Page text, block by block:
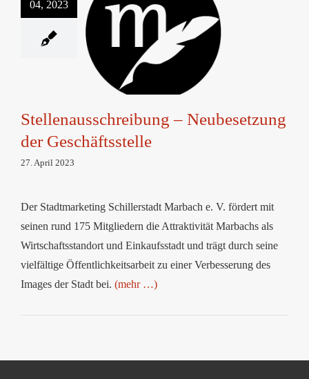
04, 2023
Stellenausschreibung
– Neubesetzung der
Geschäftsstelle
Stellenausschreibung – Neubesetzung
der Geschäftsstelle
27. April 2023
Der Stadtmarketing Schillerstadt Marbach e. V. fördert mit
seinen rund 175 Mitgliedern die Attraktivität Marbachs als
Wirtschaftsstandort und Einkaufsstadt und trägt durch seine
vielfältige Öffentlichkeitsarbeit zu einer Verbesserung des
Images der Stadt bei. (mehr …)